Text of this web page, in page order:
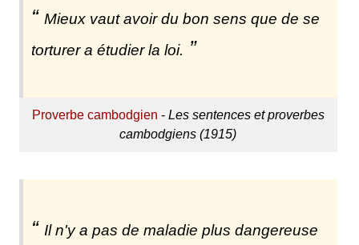
Mieux vaut avoir du bon sens que de se
torturer a étudier la loi.
Proverbe cambodgien - Les sentences et proverbes
cambodgiens (1915)
Il n'y a pas de maladie plus dangereuse